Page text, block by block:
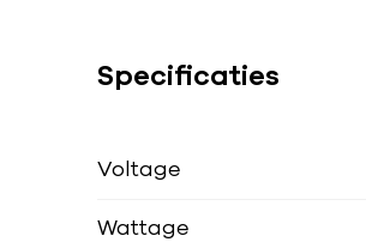
Specificaties
Voltage
Wattage